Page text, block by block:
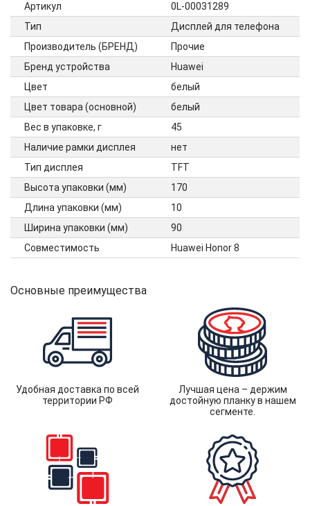
Артикул
0L-00031289
Тип
Дисплей для телефона
Производитель (БРЕНД)
Прочие
Бренд устройства
Huawei
Цвет
белый
Цвет товара (основной)
белый
Вес в упаковке, г
45
Наличие рамки дисплея
нет
Тип дисплея
TFT
Высота упаковки (мм)
170
Длина упаковки (мм)
10
Ширина упаковки (мм)
90
Совместимость
Huawei Honor 8
Основные преимущества
Удобная доставка по всей
территории РФ
Лучшая цена – держим
достойную планку в нашем
сегменте.